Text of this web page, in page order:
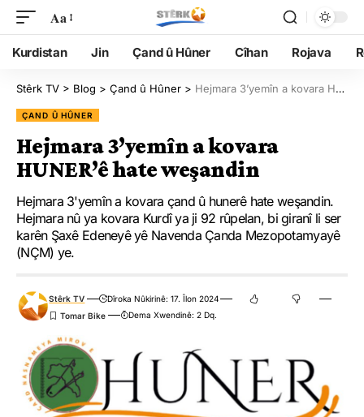
Aa
Kurdistan Jin Çand û Hûner Cîhan Rojava
Stêrk TV > Blog > Çand û Hûner > Hejmara 3’yemîn a kovara HUNER’ê hate weşandin
ÇAND Û HÛNER
Hejmara 3’yemîn a kovara
HUNER’ê hate weşandin
Hejmara 3'yemîn a kovara çand û hunerê hate weşandin.
Hejmara nû ya kovara Kurdî ya ji 92 rûpelan, bi giranî li ser
karên Şaxê Edeneyê yê Navenda Çanda Mezopotamyayê
(NÇM) ye.
Stêrk TV
Dîroka Nûkirinê: 17. Îlon 2024
Dema Xwendinê: 2 Dq.